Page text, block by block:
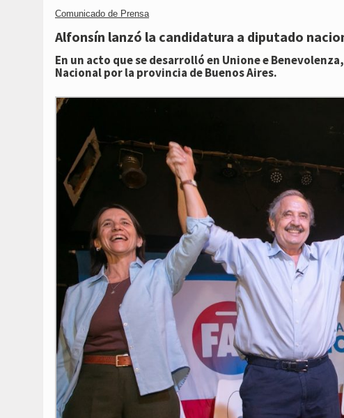
Comunicado de Prensa
Alfonsín lanzó la candidatura a diputado
En un acto que se desarrolló en Unione e
Nacional por la provincia de Buenos Aires.